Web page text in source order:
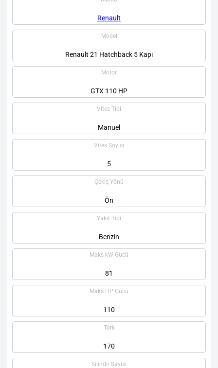
Renault
Model
Renault 21 Hatchback 5 Kapı
Motor
GTX 110 HP
Vites Tipi
Manuel
Vites Sayısı
5
Çekiş Yönü
Ön
Yakıt Tipi
Benzin
Maks kW Gücü
81
Maks HP Gücü
110
Tork
170
Silindir Sayısı